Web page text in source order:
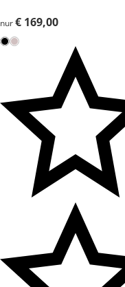
€ 169,00
nur€ 169,00